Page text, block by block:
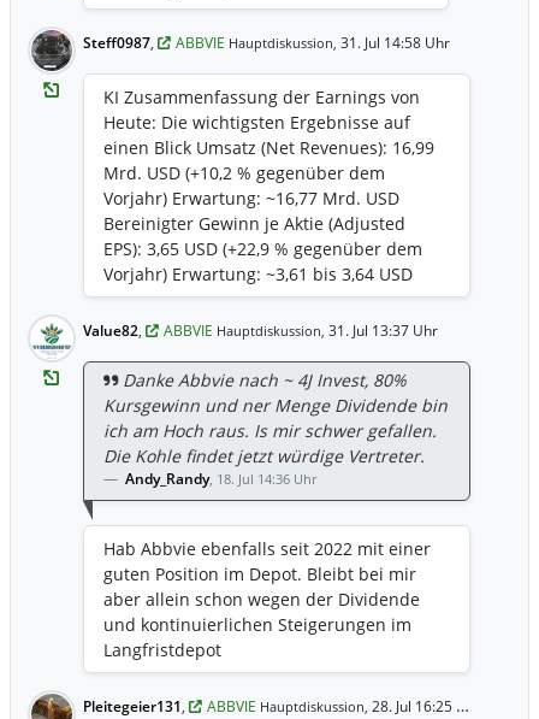
Steff0987, ABBVIE Hauptdiskussion, 31. Jul 14:58 Uhr
KI Zusammenfassung der Earnings von
Heute: Die wichtigsten Ergebnisse auf
einen Blick Umsatz (Net Revenues): 16,99
Mrd. USD (+10,2 % gegenüber dem
Vorjahr) Erwartung: ~16,77 Mrd. USD
Bereinigter Gewinn je Aktie (Adjusted
EPS): 3,65 USD (+22,9 % gegenüber dem
Vorjahr) Erwartung: ~3,61 bis 3,64 USD
GAAP EPS: 2,03 USD (enthält u. a.
Sonderbelastungen für Forschung &
Wachstumstreiber & Segmententwicklung
Immunologie (+15,1 % auf 8,79 Mrd. USD):
Skyrizi: 5,51 Mrd. USD (+24,4 %, schlägt
Erwartung von 5,43 Mrd. USD) Rinvoq:
2,53 Mrd. USD (+24,5 %, schlägt Erwartung
von 2,48 Mrd. USD) Humira: 756 Mio. USD
(trotz Generika-Konkurrenz über der
Schätzung von 734 Mio. USD).
Neurowissenschaften (+20,3 % auf 3,23
Mrd. USD): Starke Zuwächse unter
anderem durch Vraylar (1,07 Mrd. USD)
und Botox Therapeutic (1,04 Mrd. USD).
Ausblick & strategische Ankündigung
Jahresprognose 2026: Der Korridor für
Value82, ABBVIE Hauptdiskussion, 31. Jul 13:37 Uhr
Danke Abbvie nach ~ 4J Invest, 80%
Kursgewinn und ner Menge Dividende bin
ich am Hoch raus. Is mir schwer gefallen.
Die Kohle findet jetzt würdige Vertreter.
Andy_Randy, 18. Jul 14:36 Uhr
Hab Abbvie ebenfalls seit 2022 mit einer
guten Position im Depot. Bleibt bei mir
aber allein schon wegen der Dividende
und kontinuierlichen Steigerungen im
Langfristdepot
Pleitegeier131, ABBVIE Hauptdiskussion, 28. Jul 16:25 Uhr